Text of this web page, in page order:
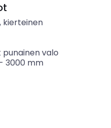
kierteinen
valo
- 3000 mm